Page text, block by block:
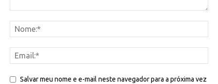
Salvar meu nome e e-mail neste navegador para a próxima vez